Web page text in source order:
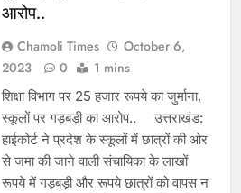
आरोप..
Chamoli Times
October 6,
2023
0 1 mins
शिक्षा विभाग पर 25 हजार रूपये का जुर्माना,
स्कूलों पर गड़बड़ी का आरोप.. उत्तराखंड:
हाईकोर्ट ने प्रदेश के स्कूलों में छात्रों की ओर
से जमा की जाने वाली संचायिका के लाखों
रूपये में गड़बड़ी और रूपये छात्रों को वापस न